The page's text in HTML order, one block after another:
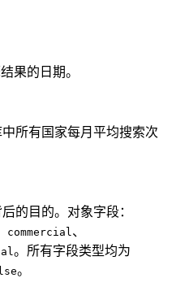
果的日期。
所有国家每月平均搜索次
的目的。对象字段：
commercial、
。所有字段类型均为
。